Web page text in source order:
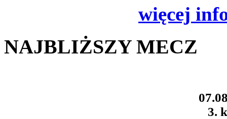
więcej
NAJBLIŻSZY MECZ
3.